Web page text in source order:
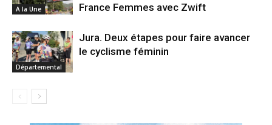
A la Une
France Femmes avec Zwift
Départemental
Jura. Deux étapes pour faire avancer
le cyclisme féminin